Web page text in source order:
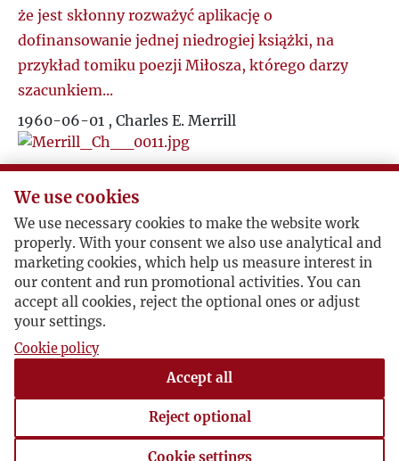
że jest skłonny rozważyć aplikację o
dofinansowanie jednej niedrogiej książki, na
przykład tomiku poezji Miłosza, którego darzy
szacunkiem...
1960-06-01 , Charles E. Merrill
...Nie możemy zwlekać z publikacją, ponieważ prof.
Kościałkowski ma prawie 80 lat. Dlatego pozwalam
sobie zwrócić się do Pana z prośbą o przesłanie
telegramu, jeśliby odpowiedź ze strony Fundacji
Ingrama Merrilla miała być pozytywna...
1960-06-24 , Jerzy Giedroyc
...W szkole nasze związki z Polską w tym roku się
zacieśnią. Będziemy mieli nową uczennicę z
Warszawy, córkę architekta Jerzego Sołtana, która
rozpocznie naukę w 10-tej klasie...
We use cookies
We use necessary cookies to make the website work
properly. With your consent we also use analytical and
marketing cookies, which help us measure interest in
our content and run promotional activities. You can
accept all cookies, reject the optional ones or adjust
your settings.
Cookie policy
Accept all
Reject optional
Cookie settings